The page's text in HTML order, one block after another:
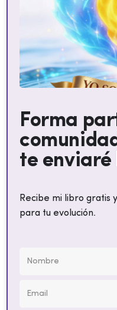
Forma
te enviaré
Recibe mi libro gratis
para tu evolución.